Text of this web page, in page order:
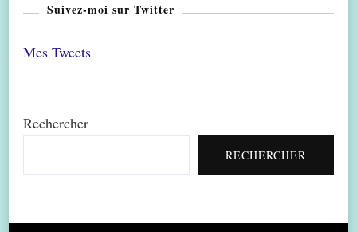
Suivez-moi sur Twitter
Mes Tweets
Rechercher
RECHERCHER